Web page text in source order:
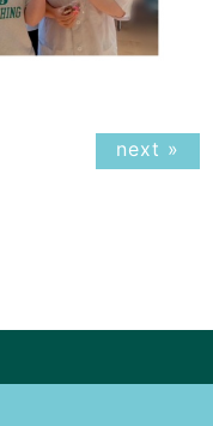
next »